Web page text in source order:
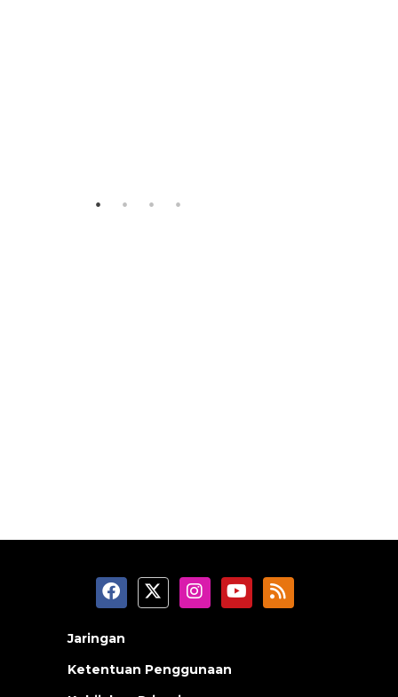
Jaringan
Ketentuan Penggunaan